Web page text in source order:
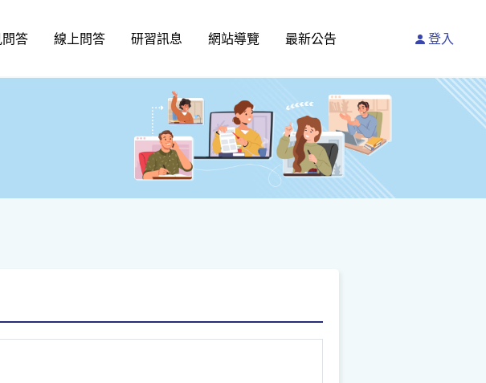
答 線上問答 研習訊息 網站導覽 最新公告 登入